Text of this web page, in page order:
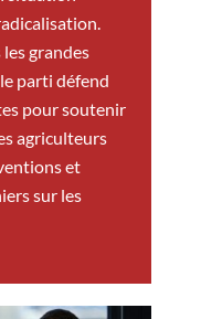
grandes
parti défend
pour soutenir
agriculteurs
et
sur les